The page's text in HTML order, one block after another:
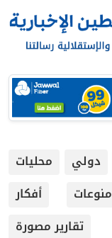
دولي
محليات
منوعات
أفكار
تقارير مصورة